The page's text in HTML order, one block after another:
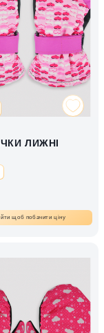
ЛИЖНІ
щоб побачити ціну